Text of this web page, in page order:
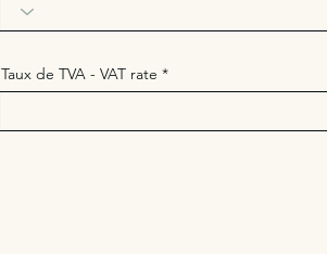
Taux de TVA - VAT rate